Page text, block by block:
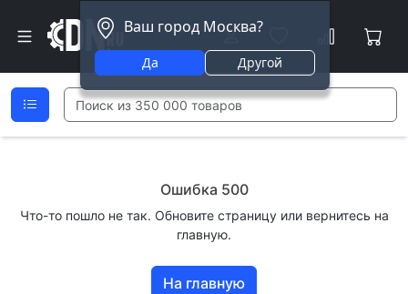
Ваш город Москва?
Да Другой
Ошибка 500
Что-то пошло не так. Обновите страницу или вернитесь на
главную.
На главную